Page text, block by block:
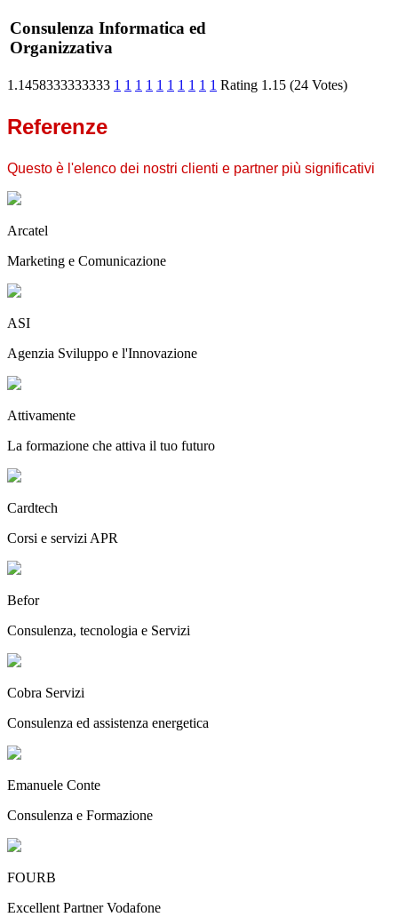
Consulenza Informatica ed
Organizzativa
1.1458333333333 1 1 1 1 1 1 1 1 1 1 Rating 1.15 (24 Votes)
Referenze
Questo è l'elenco dei nostri clienti e partner più significativi
Arcatel
Marketing e Comunicazione
ASI
Agenzia Sviluppo e l'Innovazione
Attivamente
La formazione che attiva il tuo futuro
Cardtech
Corsi e servizi APR
Befor
Consulenza, tecnologia e Servizi
Cobra Servizi
Consulenza ed assistenza energetica
Emanuele Conte
Consulenza e Formazione
FOURB
Excellent Partner Vodafone